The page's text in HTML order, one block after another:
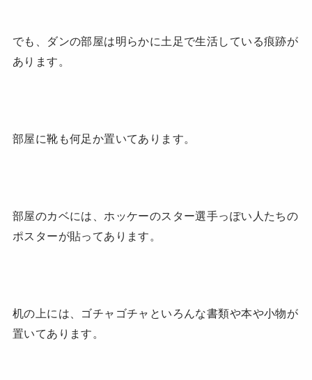
でも、ダンの部屋は明らかに土足で生活している痕跡が
あります。
部屋に靴も何足か置いてあります。
部屋のカベには、ホッケーのスター選手っぽい人たちの
ポスターが貼ってあります。
机の上には、ゴチャゴチャといろんな書類や本や小物が
置いてあります。